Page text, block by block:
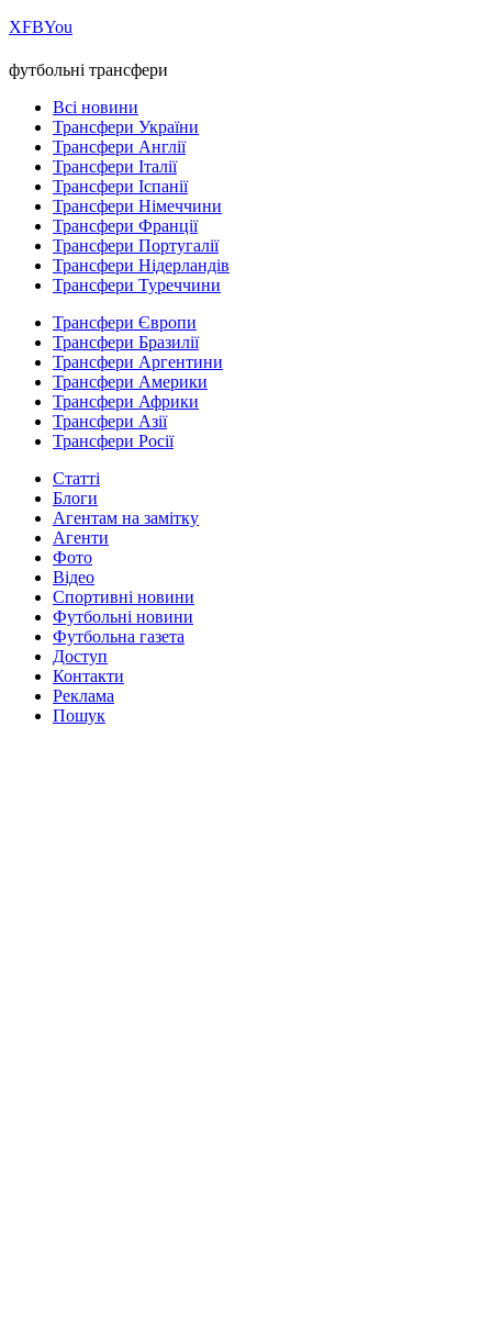
ХFBYou
футбольні трансфери
Всі новини
Трансфери України
Трансфери Англії
Трансфери Італії
Трансфери Іспанії
Трансфери Німеччини
Трансфери Франції
Трансфери Португалії
Трансфери Нідерландів
Трансфери Туреччини
Трансфери Європи
Трансфери Бразилії
Трансфери Аргентини
Трансфери Америки
Трансфери Африки
Трансфери Азії
Трансфери Росії
Статті
Блоги
Агентам на замітку
Агенти
Фото
Відео
Спортивні новини
Футбольні новини
Футбольна газета
Доступ
Контакти
Реклама
Пошук